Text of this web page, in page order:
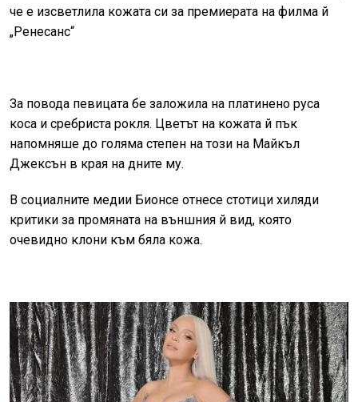
че е изсветлила кожата си за премиерата на филма й
„Ренесанс“
За повода певицата бе заложила на платинено руса
коса и сребриста рокля. Цветът на кожата й пък
напомняше до голяма степен на този на Майкъл
Джексън в края на дните му.
В социалните медии Бионсе отнесе стотици хиляди
критики за промяната на външния й вид, която
очевидно клони към бяла кожа.